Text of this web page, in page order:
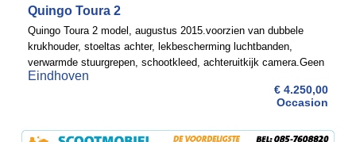
Quingo Toura 2
Quingo Toura 2 model, augustus 2015.voorzien van dubbele
krukhouder, stoeltas achter, lekbescherming luchtbanden,
verwarmde stuurgrepen, schootkleed, achteruitkijk camera.Geen
schade, 5 wielen. Onderhoudsbeurten bijgehouden. In garage ...
Eindhoven
€ 4.250,00
Occasion